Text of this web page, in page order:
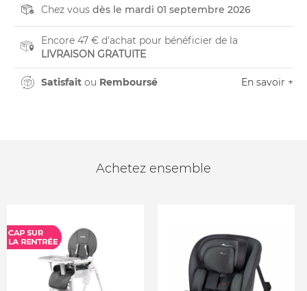
Chez vous dès le mardi 01 septembre 2026
Encore 47 € d'achat pour bénéficier de la
LIVRAISON GRATUITE
Satisfait ou Remboursé En savoir +
Achetez ensemble